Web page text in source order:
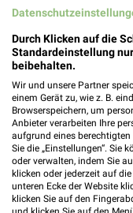
Noch heute gültig
XXXLutz
Durch Klicken auf die
Standardeinstellung
beibehalten.
Wir und unsere Partner
einem Gerät zu, wie z. B.
Browserspeichern, um
Anbieter verarbeiten Ihre
aufgrund eines berechtigten
Sie die „Einstellungen“. Sie
oder verwalten, indem Sie
klicken oder jederzeit auf
unteren Ecke der Website
klicken Sie auf den